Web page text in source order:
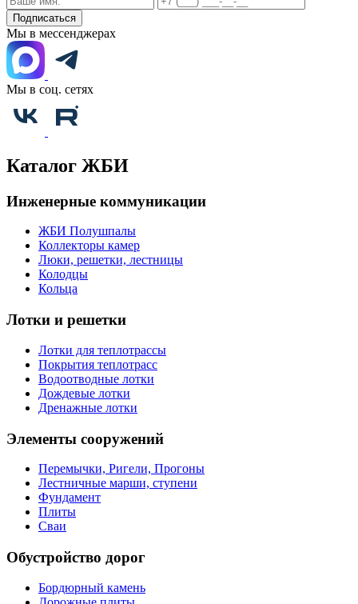
Подписаться
Мы в мессенджерах
Мы в соц. сетях
Каталог ЖБИ
Инженерные коммуникации
ЖБИ Полушпалы
Коллекторы камер
Люки, решетки, лестницы
Колодцы
Кольца
Лотки и решетки
Лотки для теплотрассы
Покрытия теплотрасс
Водоотводные лотки
Дождевые лотки
Дренажные лотки
Элементы сооружений
Перемычки, Ригели, Прогоны
Лестничные марши, ступени
Фундамент
Плиты
Сваи
Обустройство дорог
Бордюрный камень